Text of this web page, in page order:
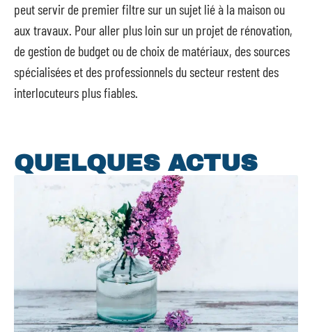
peut servir de premier filtre sur un sujet lié à la maison ou
aux travaux. Pour aller plus loin sur un projet de rénovation,
de gestion de budget ou de choix de matériaux, des sources
spécialisées et des professionnels du secteur restent des
interlocuteurs plus fiables.
QUELQUES ACTUS